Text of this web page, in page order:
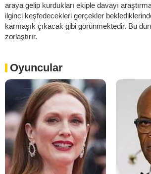
araya gelip kurdukları ekiple davayı
ilginci keşfedecekleri gerçekler
karmaşık çıkacak gibi görünmektedir. Bu
zorlaştırır.
Oyuncular